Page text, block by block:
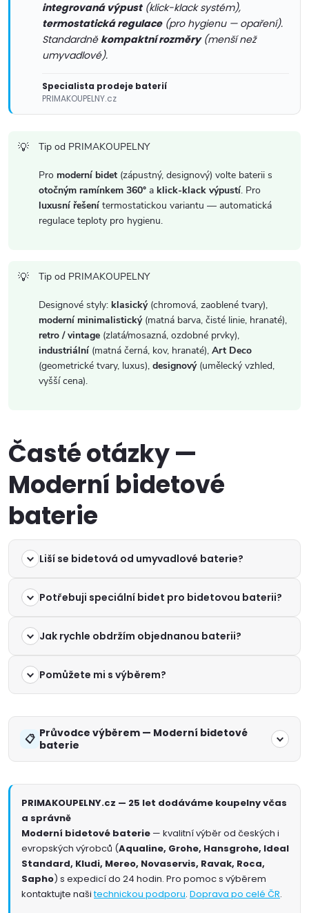
i
u
integrovaná výpust(klick-klack systém),
termostatická regulace(pro hygienu — opaření).
Standardně kompaktní rozměry(menší než
umyvadlové).
Specialista prodeje baterií
PRIMAKOUPELNY.cz
Tip od PRIMAKOUPELNY
Pro moderní bidet (zápustný, designový) volte baterii s
otočným ramínkem 360° a klick-klack výpustí. Pro
luxusní řešení termostatickou variantu — automatická
regulace teploty pro hygienu.
Tip od PRIMAKOUPELNY
Designové styly: klasický(chromová, zaoblené tvary),
moderní minimalistický(matná barva, čisté linie, hranaté),
retro / vintage (zlatá/mosazná, ozdobné prvky),
industriální (matná černá, kov, hranaté), Art Deco
(geometrické tvary, luxus), designový(umělecký vzhled,
vyšší cena).
Časté otázky —
Moderní bidetové
baterie
Liší se bidetová od umyvadlové baterie?
Potřebuji speciální bidet pro bidetovou baterii?
Jak rychle obdržím objednanou baterii?
Pomůžete mi s výběrem?
Průvodce výběrem — Moderní bidetové
baterie
PRIMAKOUPELNY.cz — 25 let dodáváme koupelny včas
a správně
Moderní bidetové baterie — kvalitní výběr od českých i
evropských výrobců (Aqualine, Grohe, Hansgrohe, Ideal
Standard, Kludi, Mereo, Novaservis, Ravak, Roca,
Sapho) s expedicí do 24 hodin. Pro pomoc s výběrem
kontaktujte našitechnickou podporu. Doprava po celé ČR.